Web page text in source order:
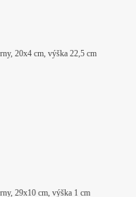
Nástenný, z nehrdzavejúcej ocele, čierny, 20x4 cm, výška 22,5 cm
Nástenný, z nehrdzavejúcej ocele, čierny, 29x10 cm, výška 1 cm